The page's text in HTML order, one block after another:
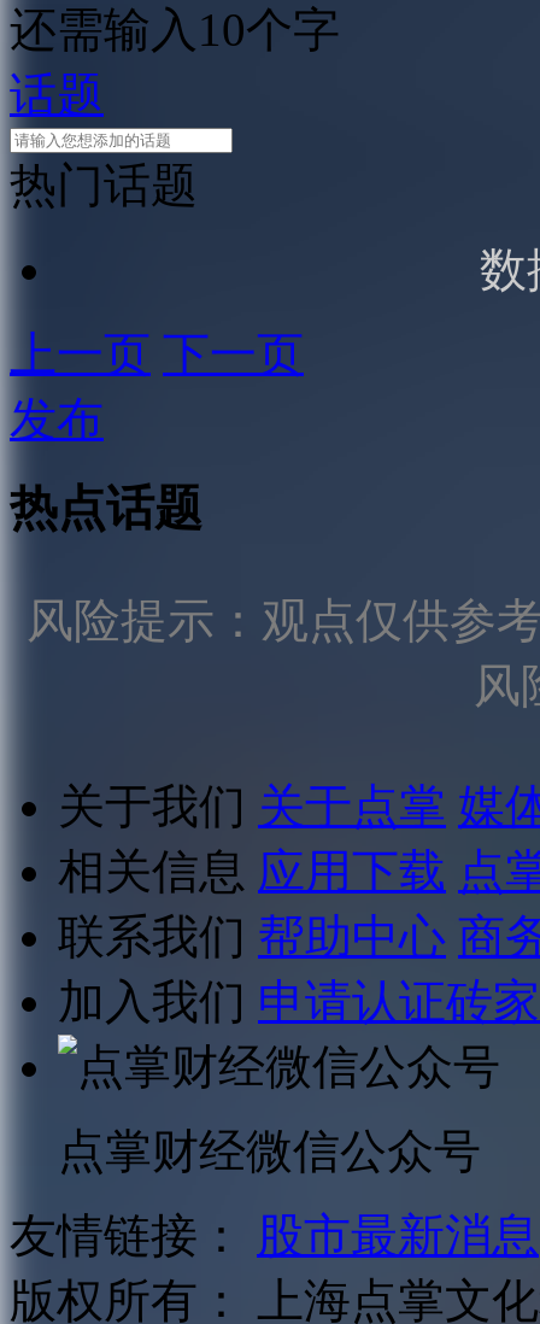
还需输入10个字
话题
热门话题
数
上一页 下一页
发布
热点话题
风险提示：观点仅供参
风
关于我们 关于点掌 媒
相关信息 应用下载 点
联系我们 帮助中心 商
加入我们 申请认证砖家
点掌财经微信公众号
友情链接：
股市最新消息
版权所有：
上海点掌文